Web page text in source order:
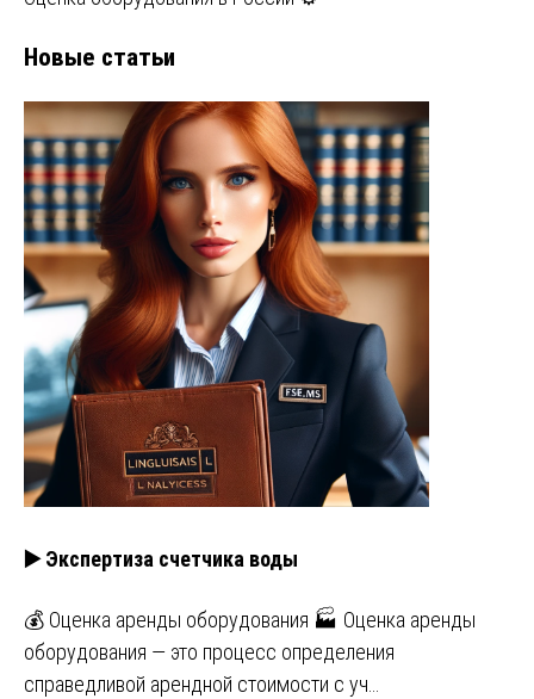
Новые статьи
▶️ Экспертиза счетчика воды
💰 Оценка аренды оборудования 🏭 Оценка аренды
оборудования — это процесс определения
справедливой арендной стоимости с уч…